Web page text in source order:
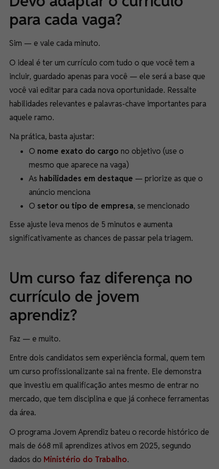
para cada vaga?
Sim — e vale cada minuto.
O ideal é ter um currículo com tudo o que você tem a
incluir, guardado apenas para você — ele será a base que
você vai editar para cada nova oportunidade. Ressalte
habilidades relevantes e palavras-chave importantes para
aquele ramo.
Na prática, basta ajustar:
O nome exato do cargo no objetivo (use o
mesmo que aparece na vaga)
As habilidades em destaque — priorize as que o
anúncio menciona
O setor ou tipo de empresa, se mencionado
Esse ajuste leva menos de 5 minutos e aumenta
significativamente as chances de passar pela triagem.
Um curso faz diferença no
currículo de jovem
aprendiz?
Faz — e muito.
Entre dois candidatos sem experiência formal, quem tem
um curso profissionalizante sai na frente. Ele demonstra
que investiu em qualificação antes mesmo de entrar no
mercado, que tem disciplina e que já conhece ferramentas
da área.
O programa Jovem Aprendiz bateu o recorde histórico de
mais de 668 mil aprendizes ativos em 2025, segundo
dados do Ministério do Trabalho.